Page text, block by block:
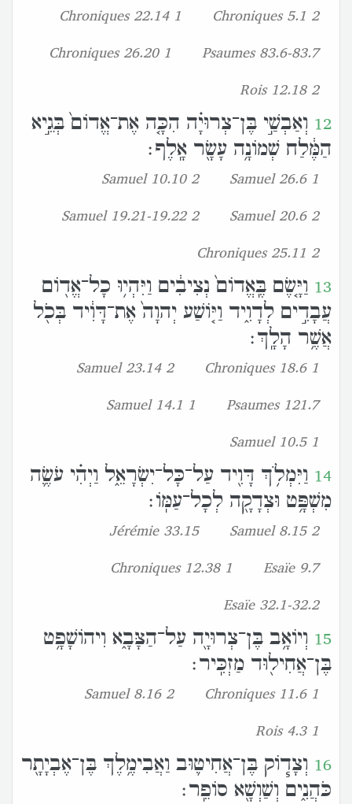
2 Chroniques 5.1
1 Chroniques 22.14
Psaumes 83.6-83.7
1 Chroniques 26.20
2 Rois 12.18
12 וְאַבְשַׁ֣י בֶּן־צְרוּיָ֗ה הִכָּ֤ה אֶת־אֱדֹום֙ בְּגֵ֣יא
הַמֶּ֔לַח שְׁמֹונָ֥ה עָשָׂ֖ר אָֽלֶף׃
1 Samuel 26.6
2 Samuel 10.10
2 Samuel 20.6
2 Samuel 19.21-19.22
2 Chroniques 25.11
13 וַיָּ֤שֶׂם בֶּֽאֱדֹום֙ נְצִיבִ֔ים וַיִּהְי֥וּ כָל־אֱדֹ֖ום
עֲבָדִ֣ים לְדָוִ֑יד וַיֹּ֤ושַׁע יְהוָה֙ אֶת־דָּוִ֔יד בְּכֹ֖ל
אֲשֶׁ֥ר הָלָֽךְ׃
1 Chroniques 18.6
2 Samuel 23.14
Psaumes 121.7
1 Samuel 14.1
1 Samuel 10.5
14 וַיִּמְלֹ֥ךְ דָּוִ֖יד עַל־כָּל־יִשְׂרָאֵ֑ל וַיְהִ֗י עֹשֶׂ֛ה
מִשְׁפָּ֥ט וּצְדָקָ֖ה לְכָל־עַמֹּֽו׃
2 Samuel 8.15
Jérémie 33.15
Esaïe 9.7
1 Chroniques 12.38
Esaïe 32.1-32.2
15 וְיֹואָ֥ב בֶּן־צְרוּיָ֖ה עַל־הַצָּבָ֑א וִיהֹושָׁפָ֥ט
בֶּן־אֲחִיל֖וּד מַזְכִּֽיר׃
1 Chroniques 11.6
2 Samuel 8.16
1 Rois 4.3
16 וְצָדֹ֧וק בֶּן־אֲחִיט֛וּב וַאֲבִימֶ֥לֶךְ בֶּן־אֶבְיָתָ֖ר
כֹּהֲנִ֑ים וְשַׁוְשָׁ֖א סֹופֵֽר׃